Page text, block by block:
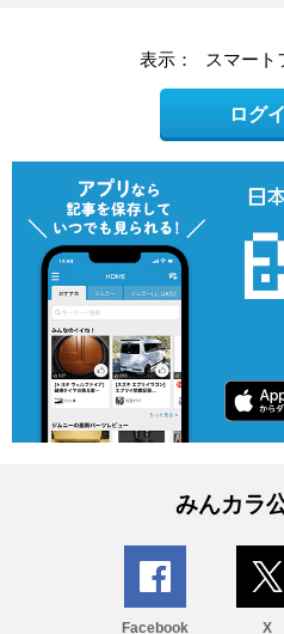
表示： スマート
ログ
みんカラ
Facebook X